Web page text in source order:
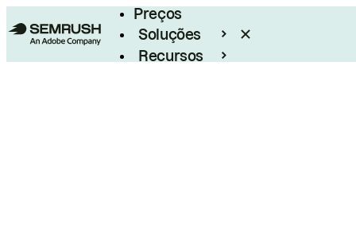
Preços
Soluções
Recursos